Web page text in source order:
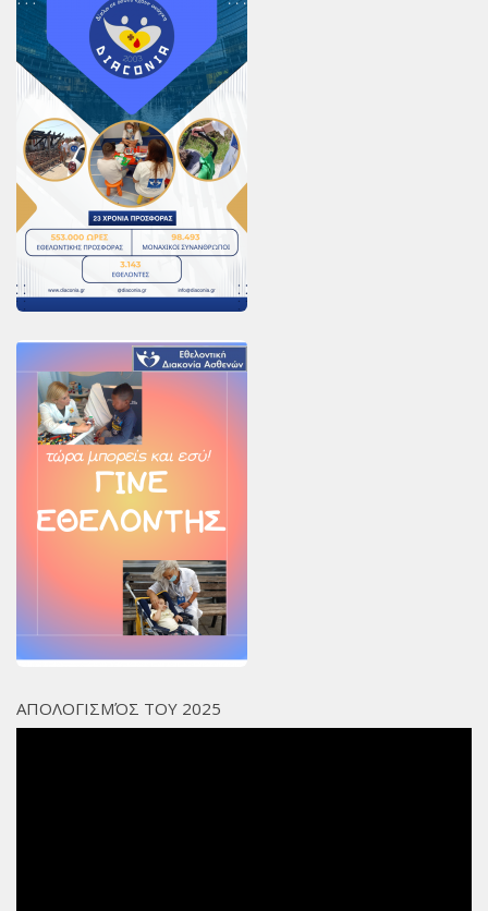
Τομείς
Νοσοκομεία
Διακονία Κατ οίκον
Φιλοξενία Κατ οίκον
Συνεργαζόμενοι Φορείς
Εκδηλώσεις
Ανακοινώσεις
Αρχείο Ανακοινώσεων
Χορηγοί
Χορηγοί Επικοινωνίας
Επικοινωνία
ΑΠΟΛΟΓΙΣΜΌΣ ΤΟΥ 2025